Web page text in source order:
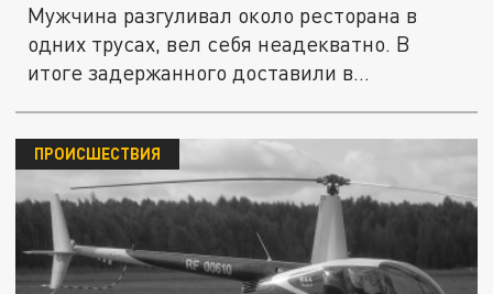
Мужчина разгуливал около ресторана в
одних трусах, вел себя неадекватно. В
итоге задержанного доставили в...
ПРОИСШЕСТВИЯ